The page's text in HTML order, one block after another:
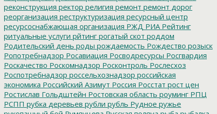
реконструкция ректор религия ремонт ремонт дорог
реорганизация реструктуризация ресурсный центр
ресурсоснабжающая организация РЖД РИА Рейтинг
ритуальные услуги рйтинг рогатый скот роддом
Родительский день роды рождаемость Рождество розыск
Ропотребнадзор Росавиация Росводресурсы Росгвардия
Роскачество Роскомнадзор Росконтроль Рослесхоз
Роспотребнадзор россельхознадзор российская
экономика Российский Азимут Россия Росстат рост цен
Ростислав Гольдштейн Ростовская область роуминг РПЦ
РСПП рубка деревьев рубли рубль Рудное ружье